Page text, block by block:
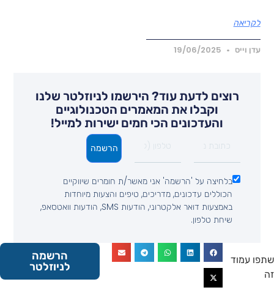
וייס 19/06/2025
רוצים לדעת עוד? הירשמו לניוזלטר שלנו
וקבלו את המאמרים הטכנולוגיים
והעדכונים הכי חמים ישירות למייל!
בלחיצה על 'הרשמה' אני מאשר/ת חומרים שיווקיים
הכוללים עדכונים, מדריכים, טיפים והצעות מיוחדות
באמצעות דואר אלקטרוני, הודעות SMS, הודעות וואטסאפ,
שיחת טלפון.
הרשמה
עמוד
הרשמה
לניוזלטר